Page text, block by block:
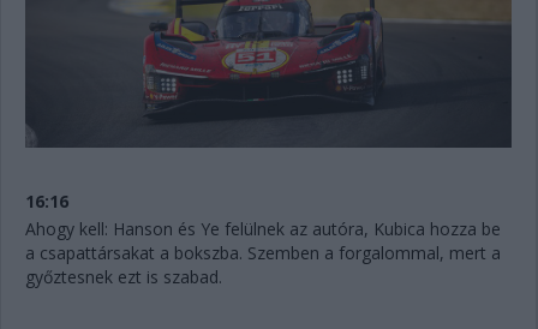
16:16
Ahogy kell: Hanson és Ye felülnek az autóra, Kubica hozza be
a csapattársakat a bokszba. Szemben a forgalommal, mert a
győztesnek ezt is szabad.